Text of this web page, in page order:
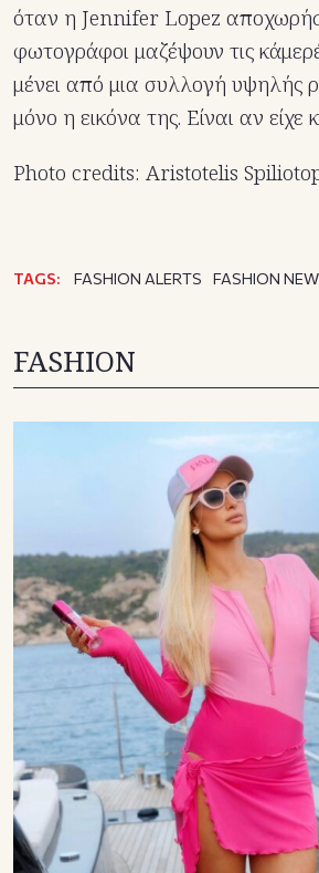
όταν η Jennifer Lopez
φωτογράφοι μαζέψουν τις
μένει από μια συλλογή υψηλής
μόνο η εικόνα της. Είναι αν είχε
Photo credits: Aristotelis
TAGS: FASHION ALERTS FASHION
FASHION